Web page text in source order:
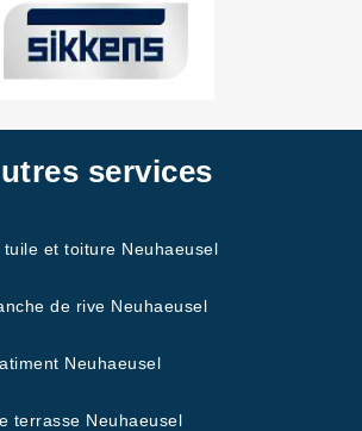
services
et toiture Neuhaeusel
de rive Neuhaeusel
Neuhaeusel
terrasse Neuhaeusel